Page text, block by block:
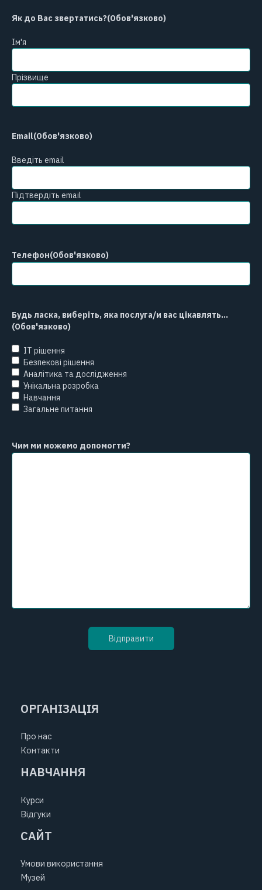
Як до Вас звертатись?(Обов'язково)
Ім'я
Прізвище
Email(Обов'язково)
Введіть email
Підтвердіть email
Телефон(Обов'язково)
Будь ласка, виберіть, яка послуга/и вас цікавлять...
(Обов'язково)
ІТ рішення
Безпекові рішення
Аналітика та дослідження
Унікальна розробка
Навчання
Загальне питання
Чим ми можемо допомогти?
ОРГАНІЗАЦІЯ
Про нас
Контакти
НАВЧАННЯ
Курси
Відгуки
САЙТ
Умови використання
Музей